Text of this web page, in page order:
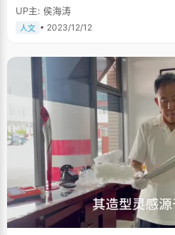
UP主: 侯海涛
人文 • 2023/12/12